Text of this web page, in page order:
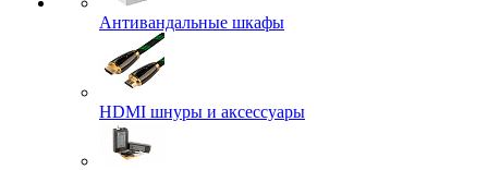
Антивандальные шкафы
HDMI шнуры и аксессуары